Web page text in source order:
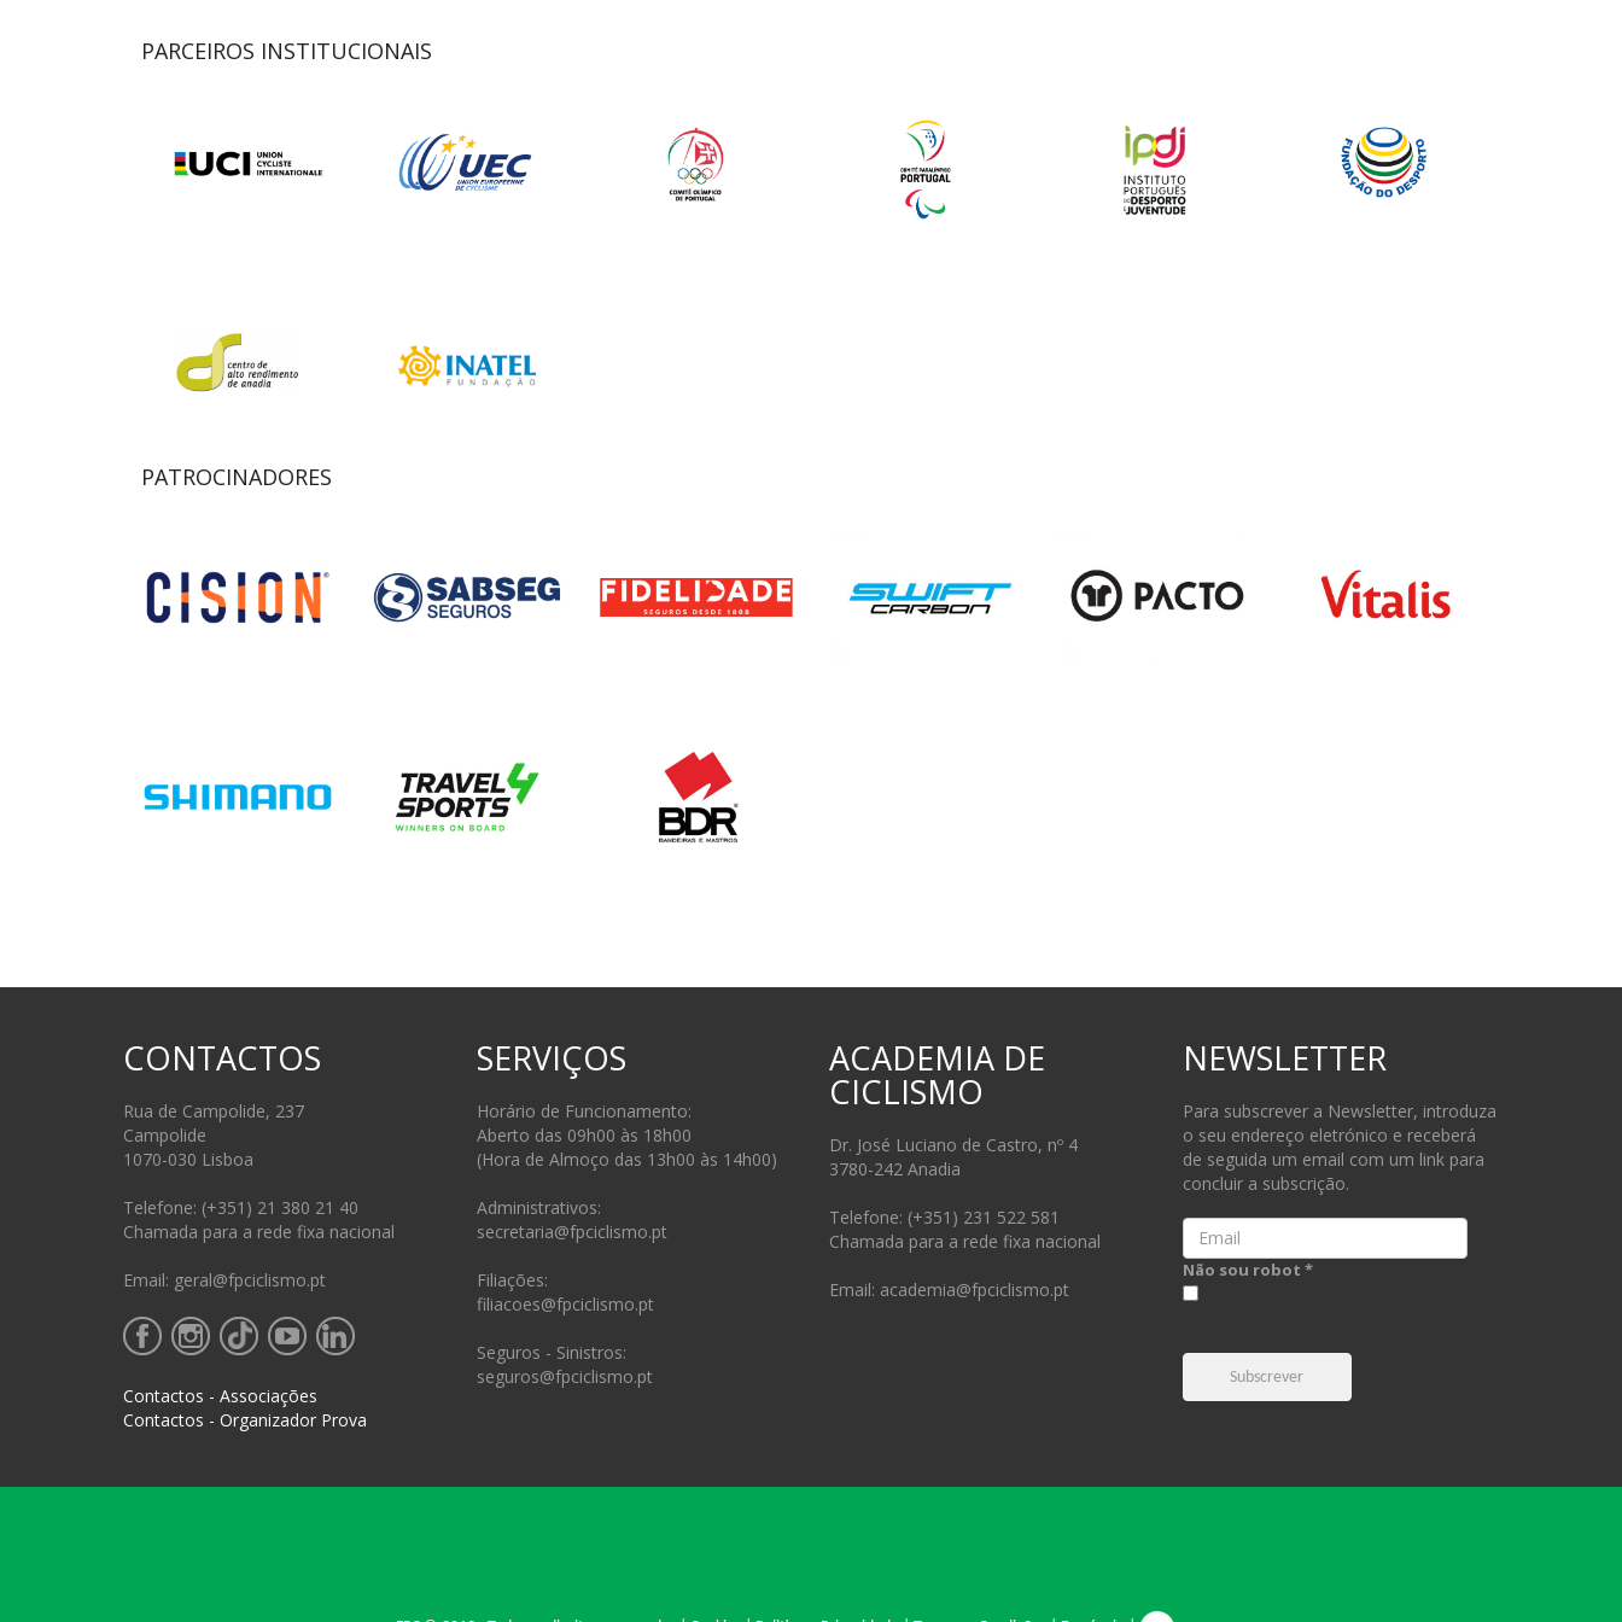
PARCEIROS INSTITUCIONAIS
PATROCINADORES
CONTACTOS
Rua de Campolide, 237
Campolide
1070-030 Lisboa
Telefone: (+351) 21 380 21 40
Chamada para a rede fixa nacional
Email: geral@fpciclismo.pt
Contactos - Associações
Contactos - Organizador Prova
SERVIÇOS
Horário de Funcionamento:
Aberto das 09h00 às 18h00
(Hora de Almoço das 13h00 às 14h00)
Administrativos:
secretaria@fpciclismo.pt
Filiações:
filiacoes@fpciclismo.pt
Seguros - Sinistros:
seguros@fpciclismo.pt
ACADEMIA DE
CICLISMO
Dr. José Luciano de Castro, nº 4
3780-242 Anadia
Telefone: (+351) 231 522 581
Chamada para a rede fixa nacional
Email: academia@fpciclismo.pt
NEWSLETTER
Para subscrever a Newsletter, introduza
o seu endereço eletrónico e receberá
de seguida um email com um link para
concluir a subscrição.
Email
Não sou robot *
Subscrever